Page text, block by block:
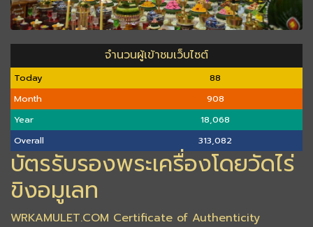
จำนวนผู้เข้าชมเว็บไซต์
Today
88
Month
908
Year
18,068
Overall
313,082
บัตรรับรองพระเครื่องโดยวัดไร่
ขิงอมูเลท
WRKAMULET.COM Certificate of Authenticity